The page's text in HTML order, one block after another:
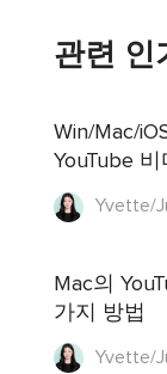
관련 인
Win/Mac/
YouTube
Yvette/
Mac의
가지 방법
Yvette/